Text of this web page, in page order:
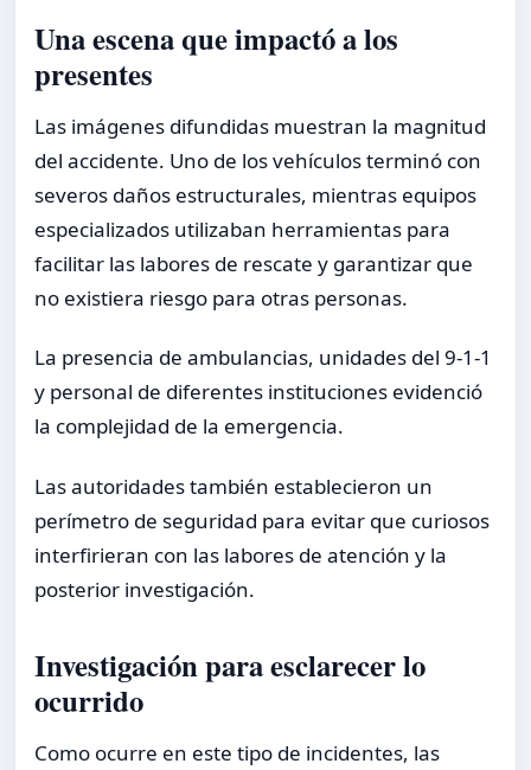
Una escena que impactó a los
presentes
Las imágenes difundidas muestran la magnitud
del accidente. Uno de los vehículos terminó con
severos daños estructurales, mientras equipos
especializados utilizaban herramientas para
facilitar las labores de rescate y garantizar que
no existiera riesgo para otras personas.
La presencia de ambulancias, unidades del 9-1-1
y personal de diferentes instituciones evidenció
la complejidad de la emergencia.
Las autoridades también establecieron un
perímetro de seguridad para evitar que curiosos
interfirieran con las labores de atención y la
posterior investigación.
Investigación para esclarecer lo
ocurrido
Como ocurre en este tipo de incidentes, las